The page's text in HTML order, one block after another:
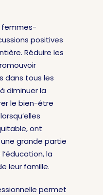
femmes-
positives
Réduire les
dans tous les
diminuer la
le bien-être
ont
grande partie
la
leur famille.
permet